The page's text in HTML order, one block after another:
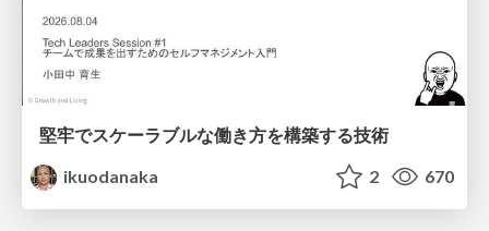
堅牢でスケーラブルな働き方を構築する技術
ikuodanaka
2 670